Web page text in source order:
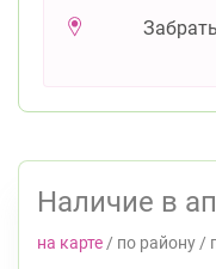
Наличие в
на карте / по району /